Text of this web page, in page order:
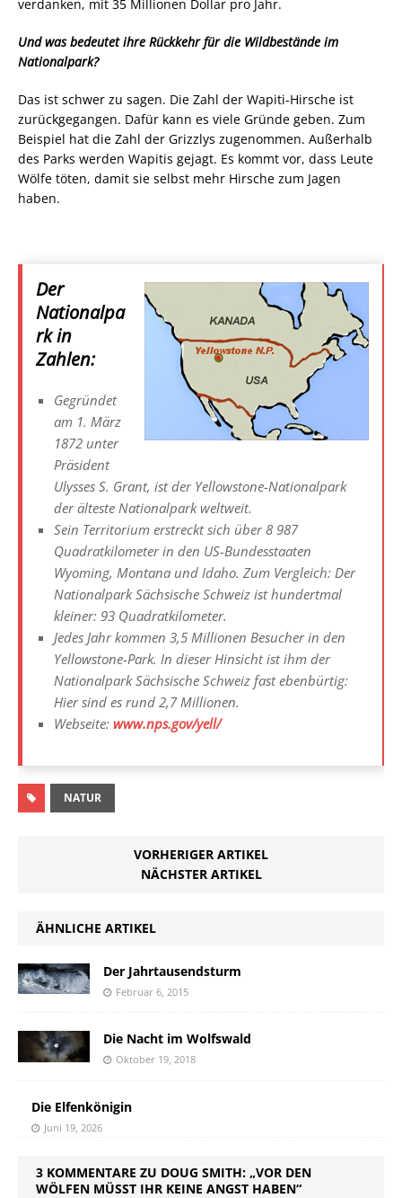
verdanken, mit 35 Millionen Dollar pro Jahr.
Und was bedeutet ihre Rückkehr für die Wildbestände im
Nationalpark?
Das ist schwer zu sagen. Die Zahl der Wapiti-Hirsche ist
zurückgegangen. Dafür kann es viele Gründe geben. Zum
Beispiel hat die Zahl der Grizzlys zugenommen. Außerhalb
des Parks werden Wapitis gejagt. Es kommt vor, dass Leute
Wölfe töten, damit sie selbst mehr Hirsche zum Jagen
haben.
Der
Nationalpa
rk in
Zahlen:
Gegründet
am 1. März
1872 unter
Präsident
Ulysses S. Grant, ist der Yellowstone-Nationalpark
der älteste Nationalpark weltweit.
Sein Territorium erstreckt sich über 8 987
Quadratkilometer in den US-Bundesstaaten
Wyoming, Montana und Idaho. Zum Vergleich: Der
Nationalpark Sächsische Schweiz ist hundertmal
kleiner: 93 Quadratkilometer.
Jedes Jahr kommen 3,5 Millionen Besucher in den
Yellowstone-Park. In dieser Hinsicht ist ihm der
Nationalpark Sächsische Schweiz fast ebenbürtig:
Hier sind es rund 2,7 Millionen.
Webseite: www.nps.gov/yell/
NATUR
VORHERIGER ARTIKEL
NÄCHSTER ARTIKEL
ÄHNLICHE ARTIKEL
Der Jahrtausendsturm
Februar 6, 2015
Die Nacht im Wolfswald
Oktober 19, 2018
Die Elfenkönigin
Juni 19, 2026
3 KOMMENTARE ZU DOUG SMITH: „VOR DEN
WÖLFEN MÜSST IHR KEINE ANGST HABEN“